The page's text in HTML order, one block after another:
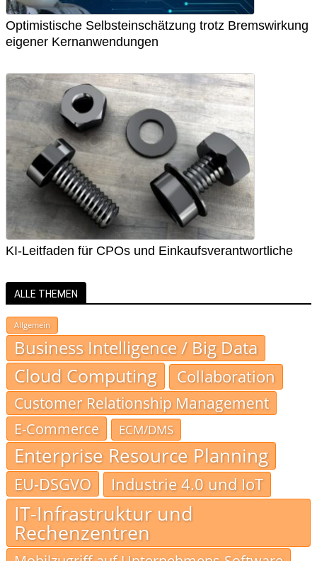
Optimistische Selbsteinschätzung trotz Bremswirkung
eigener Kernanwendungen
KI-Leitfaden für CPOs und Einkaufsverantwortliche
ALLE THEMEN
Allgemein
Business Intelligence / Big Data
Cloud Computing Collaboration
Customer Relationship Management
E-Commerce
ECM/DMS
Enterprise Resource Planning
EU-DSGVO Industrie 4.0 und IoT
IT-Infrastruktur und
Rechenzentren